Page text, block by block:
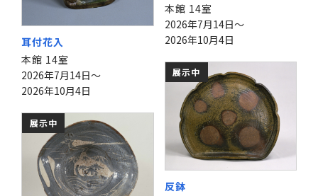
耳付花入
本館 14室
2026年7月14日～
2026年10月4日
本館 14室
2026年7月14日～
2026年10月4日
展示中
反鉢
展示中